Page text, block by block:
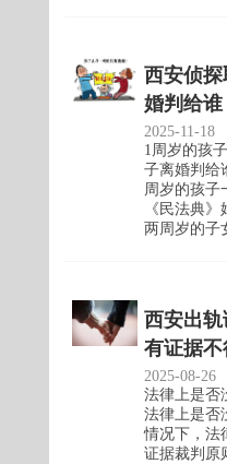
西安侦
婚判给谁
2025-11-18
1周岁的孩
子离婚判给
周岁的孩子
《民法典
两周岁的子
西安出
有证据
2025-08-26
法律上是否
法律上是否
情况下，法
证据裁判原